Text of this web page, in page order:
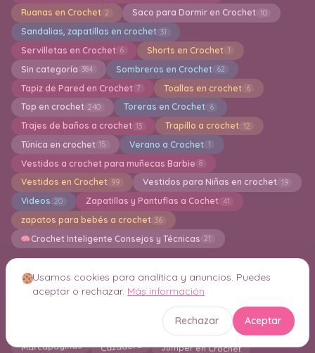
Ruanas en Crochet 2 Saco para Dormir en Crochet 10
Sandalias, zapatillas en crochet 31
Servilletas en Crochet 6 Shorts en Crochet 1
Sin categoría 384 Sombreros en Crochet 62
Tapiz de Pared en Crochet 7 Toallas en crochet 6
Top en crochet 240 Toreras en Crochet 6
Trajes de baños a crochet 13 Trapillo a crochet 12
Túnica en crochet 15 Verano a Crochet 1
Vestidos a crochet para muñecas Barbie 8
Vestidos en Crochet 99 Vestidos para Niñas en crochet 19
Videos 20 Zapatillas y Pantuflas a Cochet 41
zapatos para bebés a crochet 36
Crochet Inteligente Consejos y Técnicas 21
Nube de etiquetas
Bufandas
Alfombras kimono en crochet
Marcapaginas Cazadora Jumper en Crochet
Usamos cookies para analítica y anuncios. Puedes
aceptar o rechazar. Más información
Rechazar Aceptar